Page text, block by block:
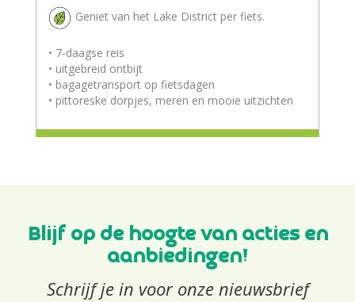
Geniet van het Lake District per fiets.
• 7-daagse reis
• uitgebreid ontbijt
• bagagetransport op fietsdagen
• pittoreske dorpjes, meren en mooie uitzichten
Blijf op de hoogte van acties en
aanbiedingen!
Schrijf je in voor onze nieuwsbrief